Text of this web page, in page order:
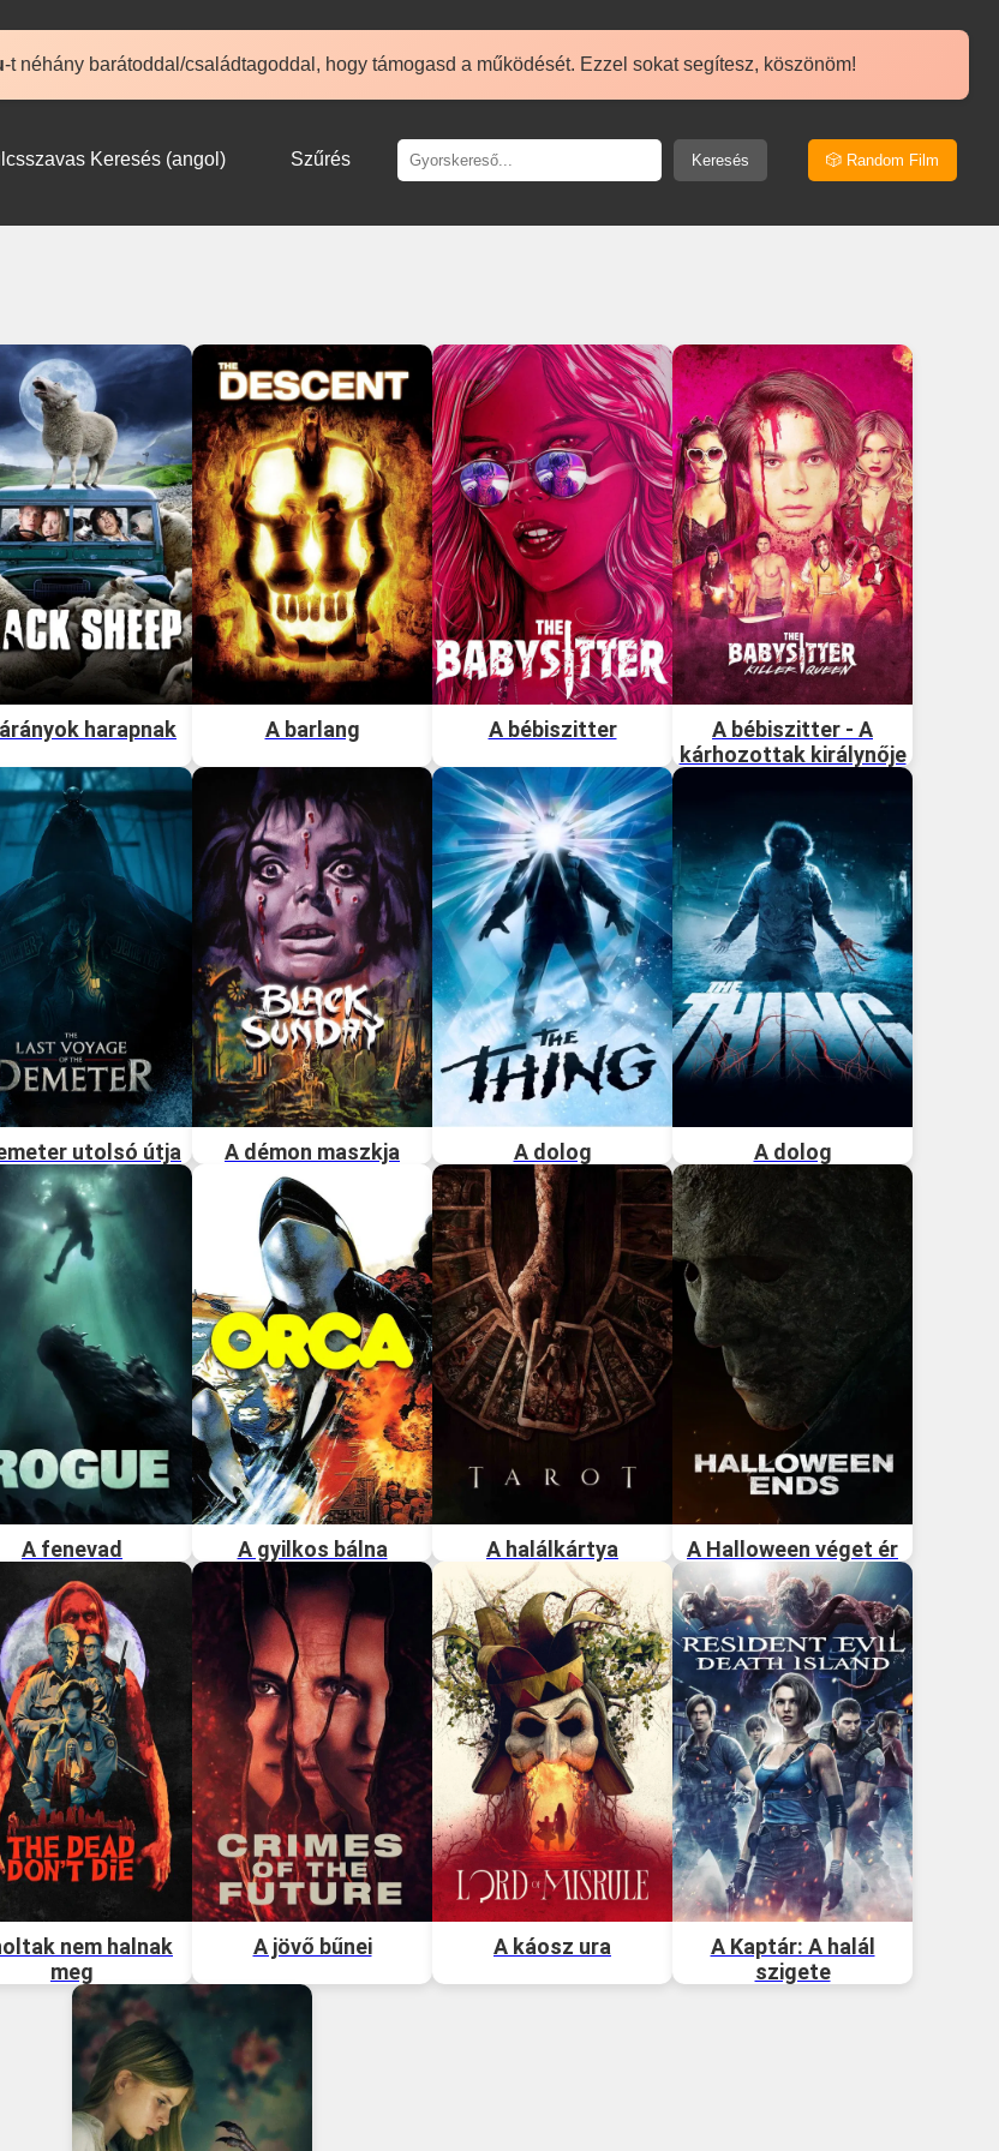
-t néhány barátoddal/családtagoddal, hogy támogasd a működését. Ezzel sokat segítesz, köszönöm!
Keresés (angol) Szűrés Keresés 🎲 Random Film
harapnak A barlang A bébiszitter
A bébiszitter - A
kárhozottak királynője
utolsó útja A démon maszkja A dolog A dolog
A fenevad A gyilkos bálna A halálkártya A Halloween véget ér
nem halnak
meg
A jövő bűnei A káosz ura
A Kaptár: A halál
szigete